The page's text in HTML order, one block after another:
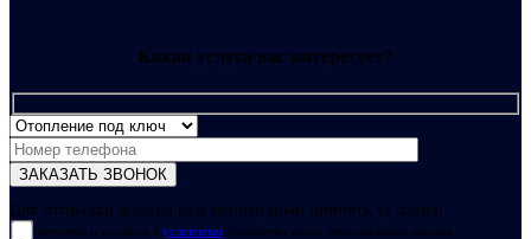
Какая услуга вас интересует?
Для отправки формы вам необходимо принять условия:
прочитал и согласен с условиями обработки своих персональных данных